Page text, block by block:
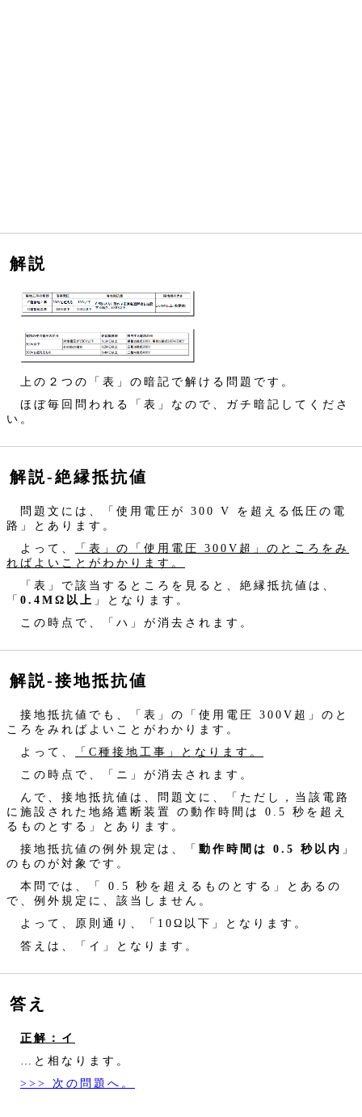
解説
上の２つの「表」の暗記で解ける問題です。
ほぼ毎回問われる「表」なので、ガチ暗記してくださ
い。
解説‐絶縁抵抗値
問題文には、「使用電圧が 300 V を超える低圧の電
路」とあります。
よって、
「表」の「使用電圧 300V超」のところをみ
ればよいことがわかります。
「表」で該当するところを見ると、絶縁抵抗値は、
「 0.4MΩ以上 」となります。
この時点で、「ハ」が消去されます。
解説‐接地抵抗値
接地抵抗値でも、「表」の「使用電圧 300V超」のと
ころをみればよいことがわかります。
よって、
「C種接地工事」となります。
この時点で、「ニ」が消去されます。
んで、接地抵抗値は、問題文に、「ただし，当該電路
に施設された地絡遮断装置 の動作時間は 0.5 秒を超え
るものとする」とあります。
接地抵抗値の例外規定は、「 動作時間は 0.5 秒以内 」
のものが対象です。
本問では、「 0.5 秒を超えるものとする」とあるの
で、例外規定に、該当しません。
よって、原則通り、「10Ω以下」となります。
答えは、「イ」となります。
答え
正解：イ
…と相なります。
>>> 次の問題へ。